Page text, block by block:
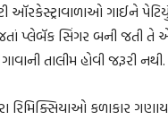
ઑરકેસ્ટ્રાવાળાઓ ગાઈને
પ્લેબૅક સિંગર બની જતી તે
તાલીમ હોવી જરૂરી નથી.
રિમિક્સિયાઓ કળાકાર